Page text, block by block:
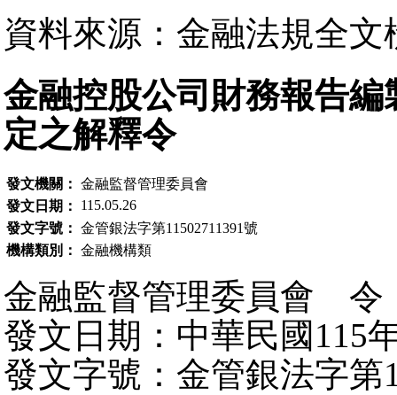
資料來源：金融法規全文
金融控股公司財務報告
定之解釋令
發文機關： 金融監督管理委員會
發文日期：
115.05.26
發文字號： 金管銀法字第11502711391號
機構類別： 金融機構類
金融監督管理委員會 令
發文日期：中華民國115
發文字號：金管銀法字第